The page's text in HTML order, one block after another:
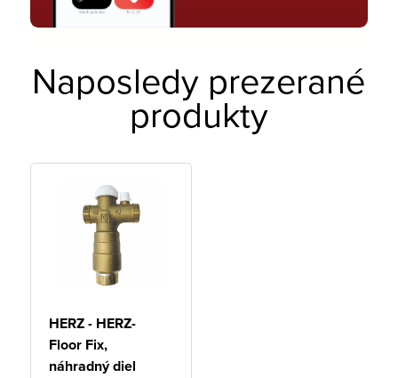
Naposledy prezerané
produkty
HERZ - HERZ-
Floor Fix,
náhradný diel